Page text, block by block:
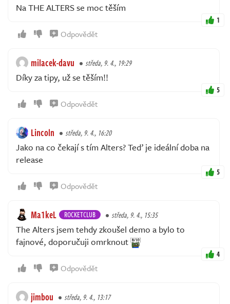
Na THE ALTERS se moc těším
1
Odpovědět
milacek-davu středa, 9. 4., 19:29
Díky za tipy, už se těším!!
5
Odpovědět
Lincoln středa, 9. 4., 16:20
Jako na co čekají s tím Alters? Teď je ideální doba na
release
5
Odpovědět
Ma1keL ROCKETCLUB středa, 9. 4., 15:35
The Alters jsem tehdy zkoušel demo a bylo to
fajnové, doporučuji omrknout
4
Odpovědět
jimbou středa, 9. 4., 13:17